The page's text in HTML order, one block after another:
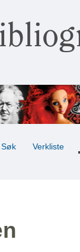
Søk Verkliste